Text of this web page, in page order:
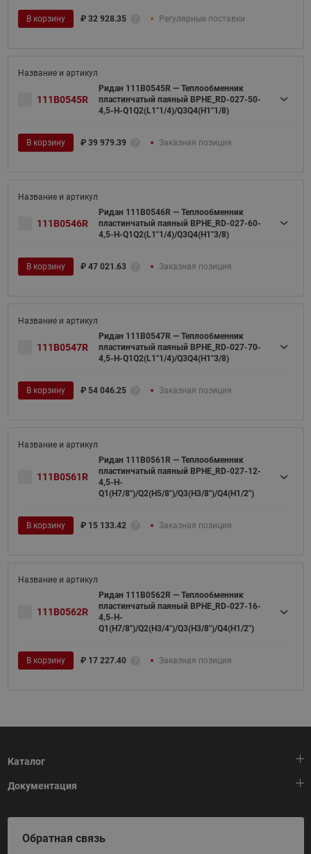
В корзину ₽ 32 928.35 Регулярные поставки
111B0545R
Ридан 111B0545R — Теплообменник
пластинчатый паяный BPHE_RD-027-50-
4,5-H-Q1Q2(L1"1/4)/Q3Q4(H1"1/8)
В корзину ₽ 39 979.39 Заказная позиция
111B0546R
Ридан 111B0546R — Теплообменник
пластинчатый паяный BPHE_RD-027-60-
4,5-H-Q1Q2(L1"1/4)/Q3Q4(H1"3/8)
В корзину ₽ 47 021.63 Заказная позиция
111B0547R
Ридан 111B0547R — Теплообменник
пластинчатый паяный BPHE_RD-027-70-
4,5-H-Q1Q2(L1"1/4)/Q3Q4(H1"3/8)
В корзину ₽ 54 046.25 Заказная позиция
111B0561R
Ридан 111B0561R — Теплообменник
пластинчатый паяный BPHE_RD-027-12-
4,5-H-
Q1(H7/8")/Q2(H5/8")/Q3(H3/8")/Q4(H1/2")
В корзину ₽ 15 133.42 Заказная позиция
111B0562R
Ридан 111B0562R — Теплообменник
пластинчатый паяный BPHE_RD-027-16-
4,5-H-
Q1(H7/8")/Q2(H3/4")/Q3(H3/8")/Q4(H1/2")
В корзину ₽ 17 227.40 Заказная позиция
Каталог
Тепловая автоматика
Холодильная техника
Приводная техника
Документация
HeatPlatform (Тепловая платформа)
Полезные программы и инструменты
Обратная связь